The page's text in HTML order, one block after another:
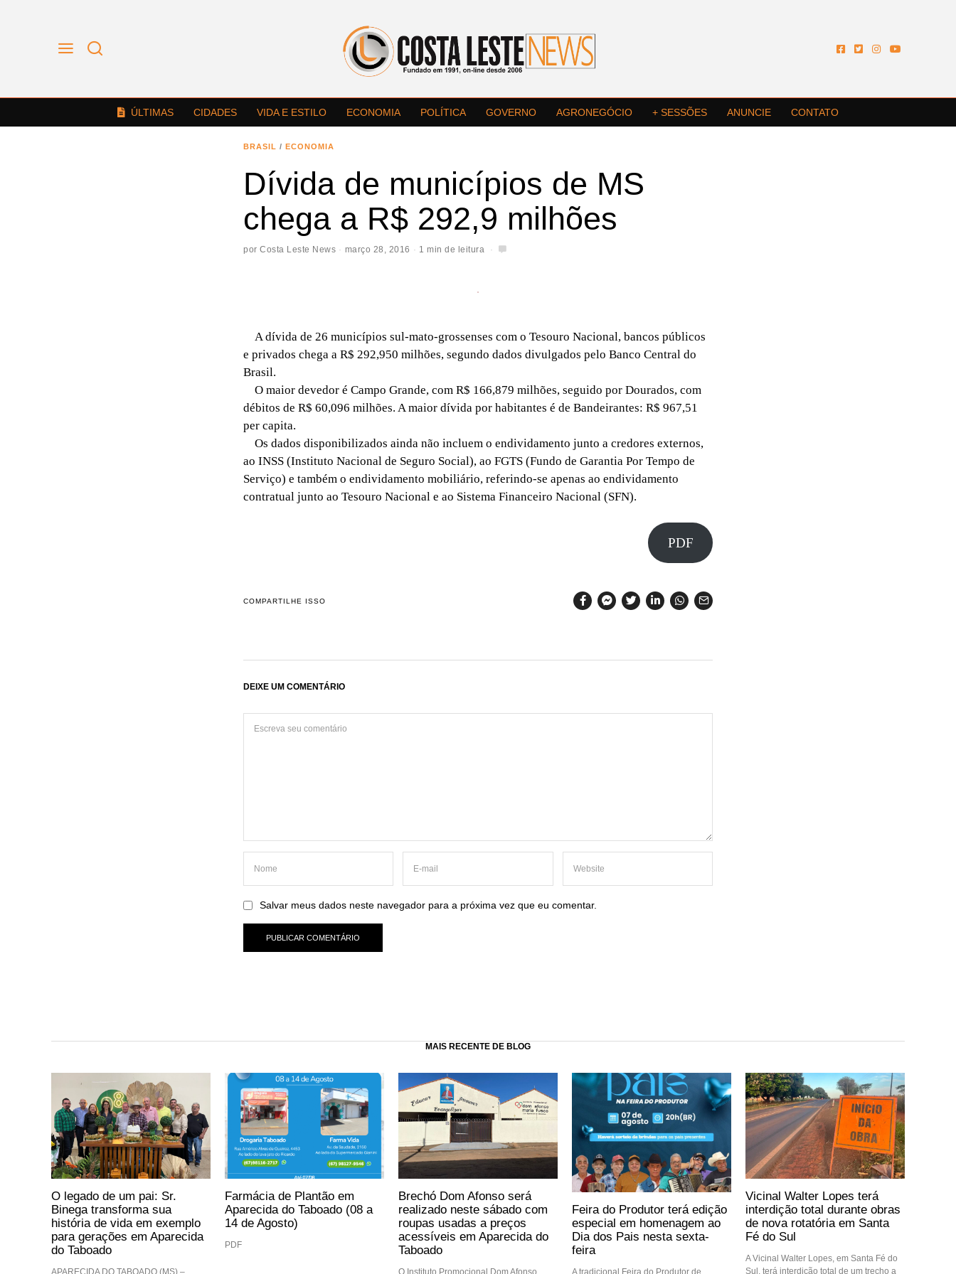
ÚLTIMAS CIDADES VIDA E ESTILO ECONOMIA POLÍTICA GOVERNO AGRONEGÓCIO + SESSÕES ANUNCIE CONTATO
BRASIL / ECONOMIA
Dívida de municípios de MS
chega a R$ 292,9 milhões
por Costa Leste News março 28, 2016 1 min de leitura
A dívida de 26 municípios sul-mato-grossenses com o Tesouro Nacional, bancos públicos
e privados chega a R$ 292,950 milhões, segundo dados divulgados pelo Banco Central do
Brasil.
O maior devedor é Campo Grande, com R$ 166,879 milhões, seguido por Dourados, com
débitos de R$ 60,096 milhões. A maior dívida por habitantes é de Bandeirantes: R$ 967,51
per capita.
Os dados disponibilizados ainda não incluem o endividamento junto a credores externos,
ao INSS (Instituto Nacional de Seguro Social), ao FGTS (Fundo de Garantia Por Tempo de
Serviço) e também o endividamento mobiliário, referindo-se apenas ao endividamento
contratual junto ao Tesouro Nacional e ao Sistema Financeiro Nacional (SFN).
PDF
COMPARTILHE ISSO
DEIXE UM COMENTÁRIO
Salvar meus dados neste navegador para a próxima vez que eu comentar.
MAIS RECENTE DE BLOG
O legado de um pai: Sr.
Binega transforma sua
história de vida em exemplo
para gerações em Aparecida
do Taboado
APARECIDA DO TABOADO (MS) –
Farmácia de Plantão em
Aparecida do Taboado (08 a
14 de Agosto)
PDF
Brechó Dom Afonso será
realizado neste sábado com
roupas usadas a preços
acessíveis em Aparecida do
Taboado
O Instituto Promocional Dom Afonso
Feira do Produtor terá edição
especial em homenagem ao
Dia dos Pais nesta sexta-
feira
A tradicional Feira do Produtor de
Vicinal Walter Lopes terá
interdição total durante obras
de nova rotatória em Santa
Fé do Sul
A Vicinal Walter Lopes, em Santa Fé do
Sul, terá interdição total de um trecho a